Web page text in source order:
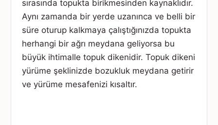
sırasında topukta birikmesinden kaynaklıdır.
Aynı zamanda bir yerde uzanınca ve belli bir
süre oturup kalkmaya çalıştığınızda topukta
herhangi bir ağrı meydana geliyorsa bu
büyük ihtimalle topuk dikenidir. Topuk dikeni
yürüme şeklinizde bozukluk meydana getirir
ve yürüme mesafenizi kısaltır.